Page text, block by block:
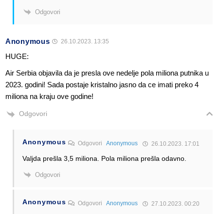
Odgovori
Anonymous 26.10.2023. 13:35
HUGE:
Air Serbia objavila da je presla ove nedelje pola miliona putnika u
2023. godini! Sada postaje kristalno jasno da ce imati preko 4
miliona na kraju ove godine!
Odgovori
Anonymous OdgovoriAnonymous 26.10.2023. 17:01
Valjda prešla 3,5 miliona. Pola miliona prešla odavno.
Odgovori
Anonymous OdgovoriAnonymous 27.10.2023. 00:20